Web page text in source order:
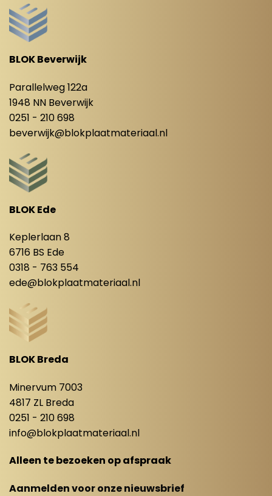
BLOK Beverwijk
Parallelweg 122a
1948 NN Beverwijk
0251 - 210 698
beverwijk@blokplaatmateriaal.nl
BLOK Ede
Keplerlaan 8
6716 BS Ede
0318 - 763 554
ede@blokplaatmateriaal.nl
BLOK Breda
Minervum 7003
4817 ZL Breda
0251 - 210 698
info@blokplaatmateriaal.nl
Alleen te bezoeken op afspraak
Aanmelden voor onze nieuwsbrief